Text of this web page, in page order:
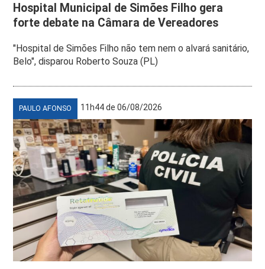
Hospital Municipal de Simões Filho gera
forte debate na Câmara de Vereadores
"Hospital de Simões Filho não tem nem o alvará sanitário,
Belo", disparou Roberto Souza (PL)
PAULO AFONSO 11h44 de 06/08/2026